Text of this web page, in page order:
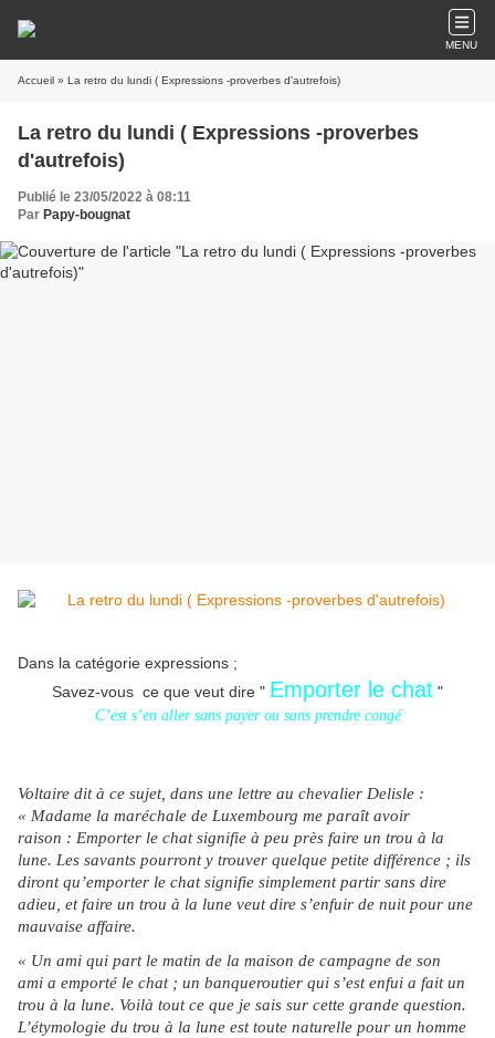
MENU
Accueil » La retro du lundi ( Expressions -proverbes d'autrefois)
La retro du lundi ( Expressions -proverbes
d'autrefois)
Publié le 23/05/2022 à 08:11
Par Papy-bougnat
Dans la catégorie expressions ;
Savez-vous ce que veut dire " Emporter le chat "
C’est s’en aller sans payer ou sans prendre congé
Voltaire dit à ce sujet, dans une lettre au chevalier Delisle :
« Madame la maréchale de Luxembourg me paraît avoir
raison : Emporter le chat signifie à peu près faire un trou à la
lune. Les savants pourront y trouver quelque petite différence ; ils
diront qu’emporter le chat signifie simplement partir sans dire
adieu, et faire un trou à la lune veut dire s’enfuir de nuit pour une
mauvaise affaire.
« Un ami qui part le matin de la maison de campagne de son
ami a emporté le chat ; un banqueroutier qui s’est enfui a fait un
trou à la lune. Voilà tout ce que je sais sur cette grande question.
L’étymologie du trou à la lune est toute naturelle pour un homme